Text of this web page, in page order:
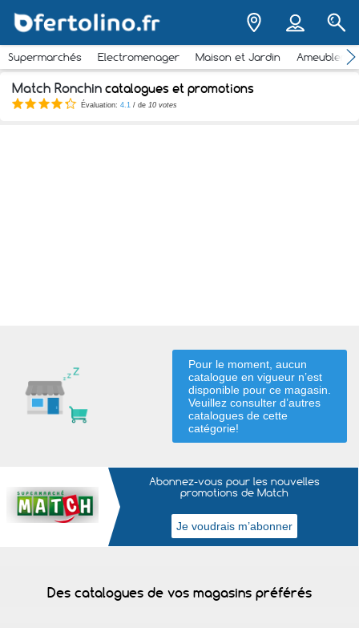
Supermarchés Electromenager Maison et Jardin
Match Ronchin catalogues et promotions
Évaluation: 4.1 / de 10 votes
Pour le moment, aucun
catalogue en vigueur n’est
disponible pour ce magasin.
Veuillez consulter d’autres
catalogues de cette
catégorie!
Abonnez-vous pour les nouvelles
promotions de Match
Des catalogues de vos magasins préférés